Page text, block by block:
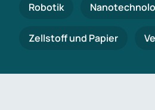
Robotik
Zellstoff und Papier